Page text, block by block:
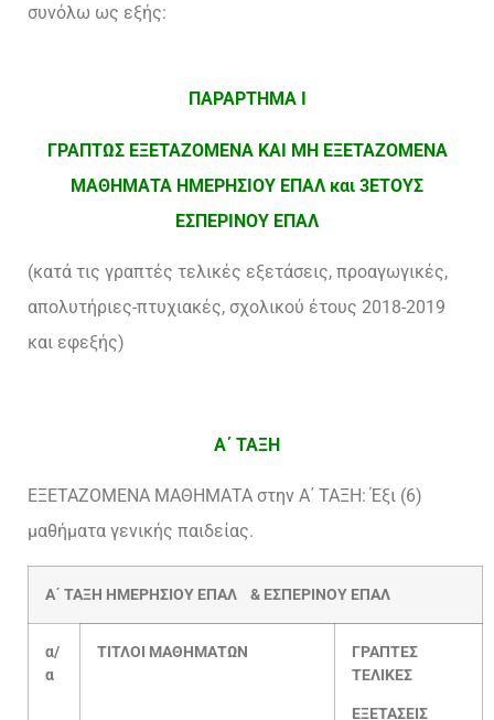
συνόλω ως εξής:
ΠΑΡΑΡΤΗΜΑ Ι
ΓΡΑΠΤΩΣ ΕΞΕΤΑΖΟΜΕΝΑ ΚΑΙ ΜΗ ΕΞΕΤΑΖΟΜΕΝΑ
ΜΑΘΗΜΑΤΑ ΗΜΕΡΗΣΙΟΥ ΕΠΑΛ και 3ΕΤΟΥΣ
ΕΣΠΕΡΙΝΟΥ ΕΠΑΛ
(κατά τις γραπτές τελικές εξετάσεις, προαγωγικές,
απολυτήριες-πτυχιακές, σχολικού έτους 2018-2019
και εφεξής)
Α΄ ΤΑΞΗ
ΕΞΕΤΑΖΟΜΕΝΑ ΜΑΘΗΜΑΤΑ στην Α΄ ΤΑΞΗ: Έξι (6)
μαθήματα γενικής παιδείας.
Α΄ ΤΑΞΗ ΗΜΕΡΗΣΙΟΥ ΕΠΑΛ & ΕΣΠΕΡΙΝΟΥ ΕΠΑΛ
α/
α
ΤΙΤΛΟΙ ΜΑΘΗΜΑΤΩΝ
ΓΡΑΠΤΕΣ
ΤΕΛΙΚΕΣ
ΕΞΕΤΑΣΕΙΣ